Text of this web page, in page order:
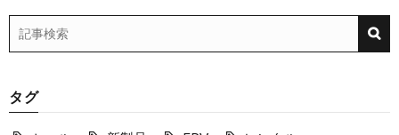
タグ